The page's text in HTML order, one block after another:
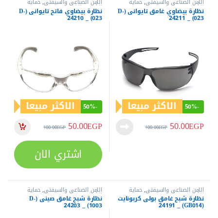
الأمن الصناعي والسيفتي,حماية
الرأس نظارة بيضاوي غامق تايوانى (D-
023) _ 24211
-
50% الاكثر مبيعا
50.00EGP
100.00EGP
الأمن الصناعي والسيفتي,حماية
الرأس, نظارات سيفتي نظارة بيضاوي فاتح تايوانى (D-
023) _ 24210
-
50% الاكثر مبيعا
50.00EGP
100.00EGP
اشتري الان
الأمن الصناعي والسيفتي,حماية
الرأس
نظارة شبح غامق بولى كربونايت
(GB014) _ 24191
الأمن الصناعي والسيفتي,حماية
الرأس نظارة شبح غامق صينى (D-
1003) _ 24203